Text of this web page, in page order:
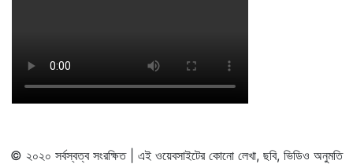
© ২০২০ সর্বস্বত্ব সংরক্ষিত | এই ওয়েবসাইটের কোনো লেখা, ছবি, ভিডিও অনুমতি